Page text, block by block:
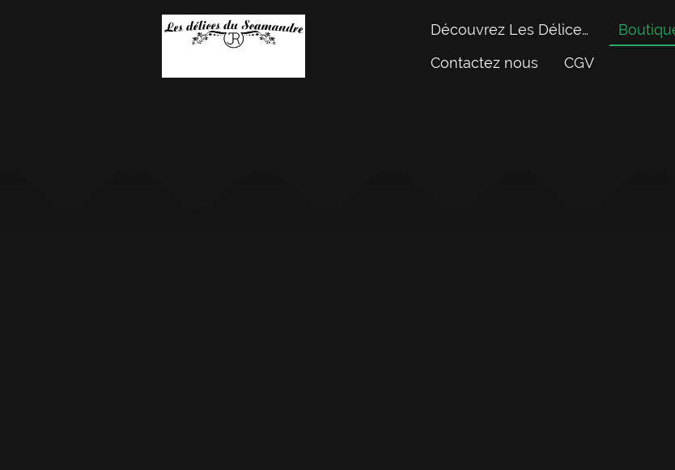
Découvrez Les Délices du Scamandre
Contactez nous
CGV